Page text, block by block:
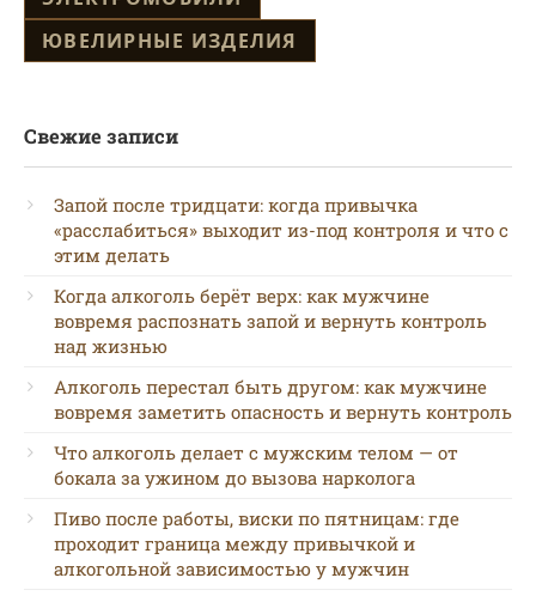
ЮВЕЛИРНЫЕ ИЗДЕЛИЯ
Свежие записи
Запой после тридцати: когда привычка
«расслабиться» выходит из-под контроля и что с
этим делать
Когда алкоголь берёт верх: как мужчине
вовремя распознать запой и вернуть контроль
над жизнью
Алкоголь перестал быть другом: как мужчине
вовремя заметить опасность и вернуть контроль
Что алкоголь делает с мужским телом — от
бокала за ужином до вызова нарколога
Пиво после работы, виски по пятницам: где
проходит граница между привычкой и
алкогольной зависимостью у мужчин